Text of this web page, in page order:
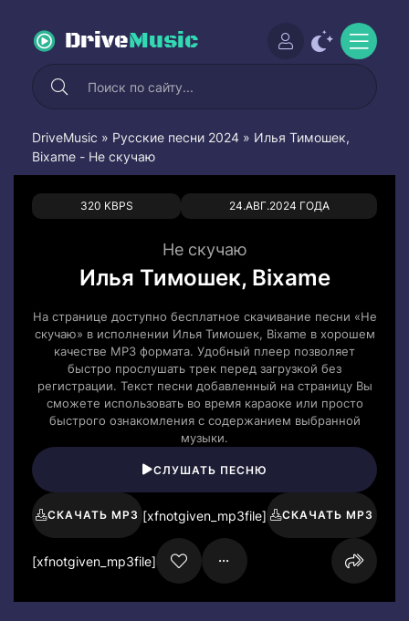
DriveMusic
DriveMusic » Русские песни 2024 » Илья Тимошек,
Bixame - Не скучаю
320 KBPS 24.АВГ.2024 ГОДА
0 0
Не скучаю
Илья Тимошек, Bixame
На странице доступно бесплатное скачивание песни «Не
скучаю» в исполнении Илья Тимошек, Bixame в хорошем
качестве MP3 формата. Удобный плеер позволяет
быстро прослушать трек перед загрузкой без
регистрации. Текст песни добавленный на страницу Вы
сможете использовать во время караоке или просто
быстрого ознакомления с содержанием выбранной
музыки.
СЛУШАТЬ ПЕСНЮ
СКАЧАТЬ MP3 [xfnotgiven_mp3file] СКАЧАТЬ MP3
[xfnotgiven_mp3file]